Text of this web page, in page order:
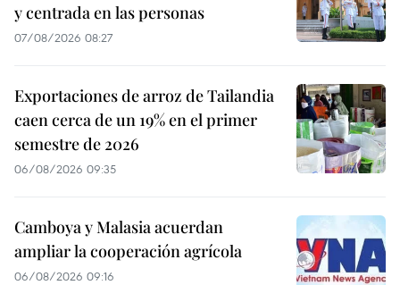
y centrada en las personas
07/08/2026 08:27
Exportaciones de arroz de Tailandia
caen cerca de un 19% en el primer
semestre de 2026
06/08/2026 09:35
Camboya y Malasia acuerdan
ampliar la cooperación agrícola
06/08/2026 09:16